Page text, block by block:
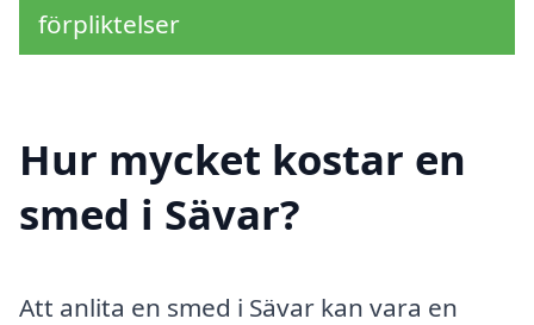
förpliktelser
Hur mycket kostar en
smed i Sävar?
Att anlita en smed i Sävar kan vara en